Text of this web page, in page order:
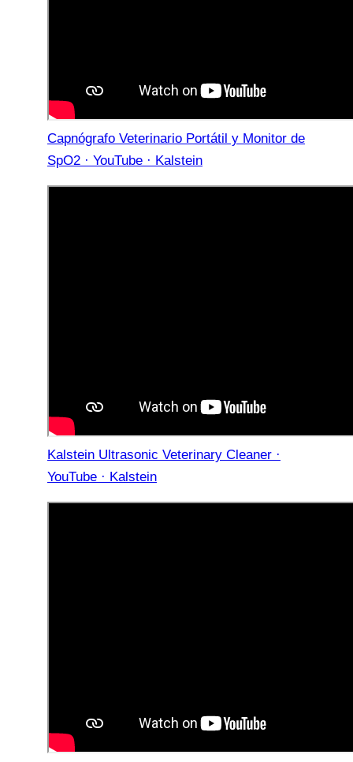
Capnógrafo Veterinario Portátil y Monitor de
SpO2 · YouTube · Kalstein
Kalstein Ultrasonic Veterinary Cleaner ·
YouTube · Kalstein